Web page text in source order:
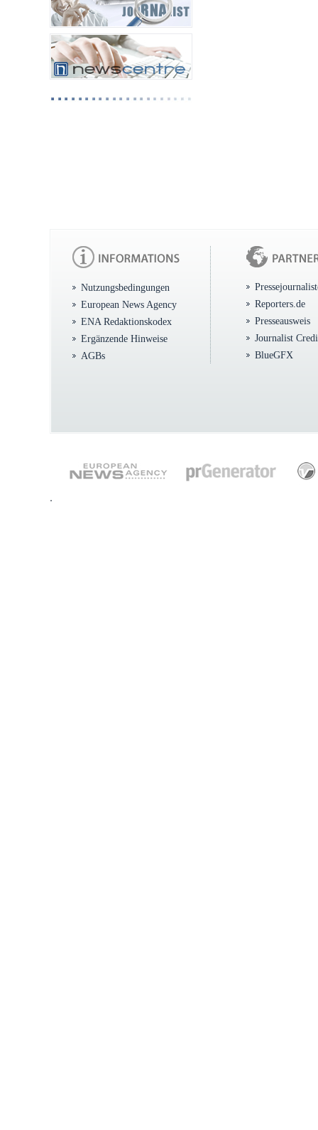
Nutzungsbedingungen
European News Agency
ENA Redaktionskodex
Ergänzende Hinweise
AGBs
Reporters.de
Presseausweis
Journalist
BlueGFX
.